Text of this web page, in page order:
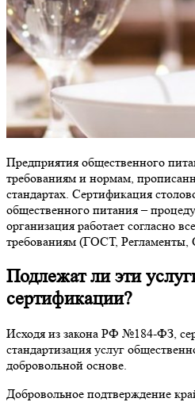
Предприятия общественного
требованиям и нормам,
стандартах. Сертификация
общественного питания –
организация работает согласно
требованиям (ГОСТ,
Подлежат ли эти
сертификации?
Исходя из закона РФ №184-ФЗ,
стандартизация услуг
добровольной основе.
Добровольное подтверждение